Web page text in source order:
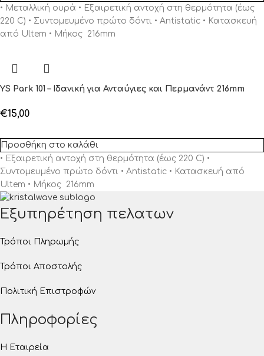
• Μεταλλική ουρά • Εξαιρετική αντοχή στη θερμότητα (έως
220 C) • Συντομευμένο πρώτο δόντι • Antistatic • Κατασκευή
από Ultem • Μήκος 216mm
YS Park 101 – Ιδανική για Ανταύγιες και Περμανάντ 216mm
€15,00
Προσθήκη στο καλάθι
• Εξαιρετική αντοχή στη θερμότητα (έως 220 C) •
Συντομευμένο πρώτο δόντι • Antistatic • Κατασκευή από
Ultem • Μήκος 216mm
Εξυπηρέτηση πελατων
Τρόποι Πληρωμής
Τρόποι Αποστολής
Πολιτική Επιστροφών
Πληροφορίες
Η Εταιρεία